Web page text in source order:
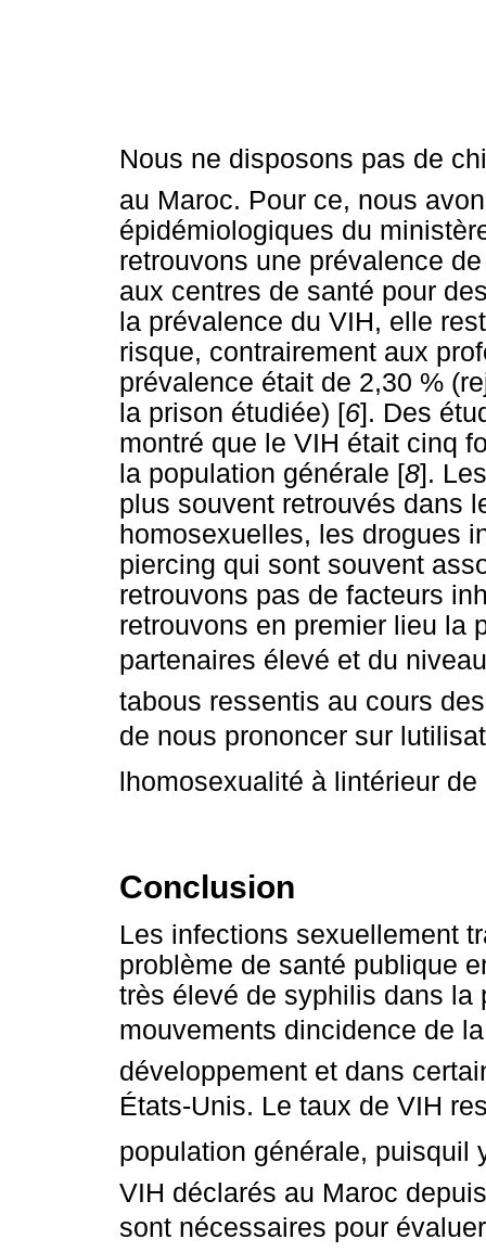
Nous ne disposons pas de
au Maroc. Pour ce, nous
épidémiologiques du
retrouvons une prévalence
aux centres de santé pour
la prévalence du VIH, elle
risque, contrairement aux
prévalence était de 2,30 %
la prison étudiée) [6]. Des
montré que le VIH était cinq
la population générale [8].
plus souvent retrouvés dans
homosexuelles, les drogues
piercing qui sont souvent
retrouvons pas de facteurs
retrouvons en premier lieu la
partenaires élevé et du
tabous ressentis au cours
de nous prononcer sur
lhomosexualité à lintérieur
Conclusion
Les infections sexuellement
problème de santé publique
très élevé de syphilis dans la
mouvements dincidence de
développement et dans
États-Unis. Le taux de VIH
population générale, puisquil
VIH déclarés au Maroc
sont nécessaires pour